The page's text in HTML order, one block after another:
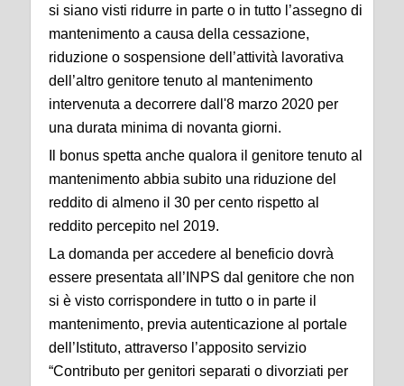
si siano visti ridurre in parte o in tutto l’assegno di
mantenimento a causa della cessazione,
riduzione o sospensione dell’attività lavorativa
dell’altro genitore tenuto al mantenimento
intervenuta a decorrere dall'8 marzo 2020 per
una durata minima di novanta giorni.
Il bonus spetta anche qualora il genitore tenuto al
mantenimento abbia subito una riduzione del
reddito di almeno il 30 per cento rispetto al
reddito percepito nel 2019.
La domanda per accedere al beneficio dovrà
essere presentata all’INPS dal genitore che non
si è visto corrispondere in tutto o in parte il
mantenimento, previa autenticazione al portale
dell’Istituto, attraverso l’apposito servizio
“Contributo per genitori separati o divorziati per